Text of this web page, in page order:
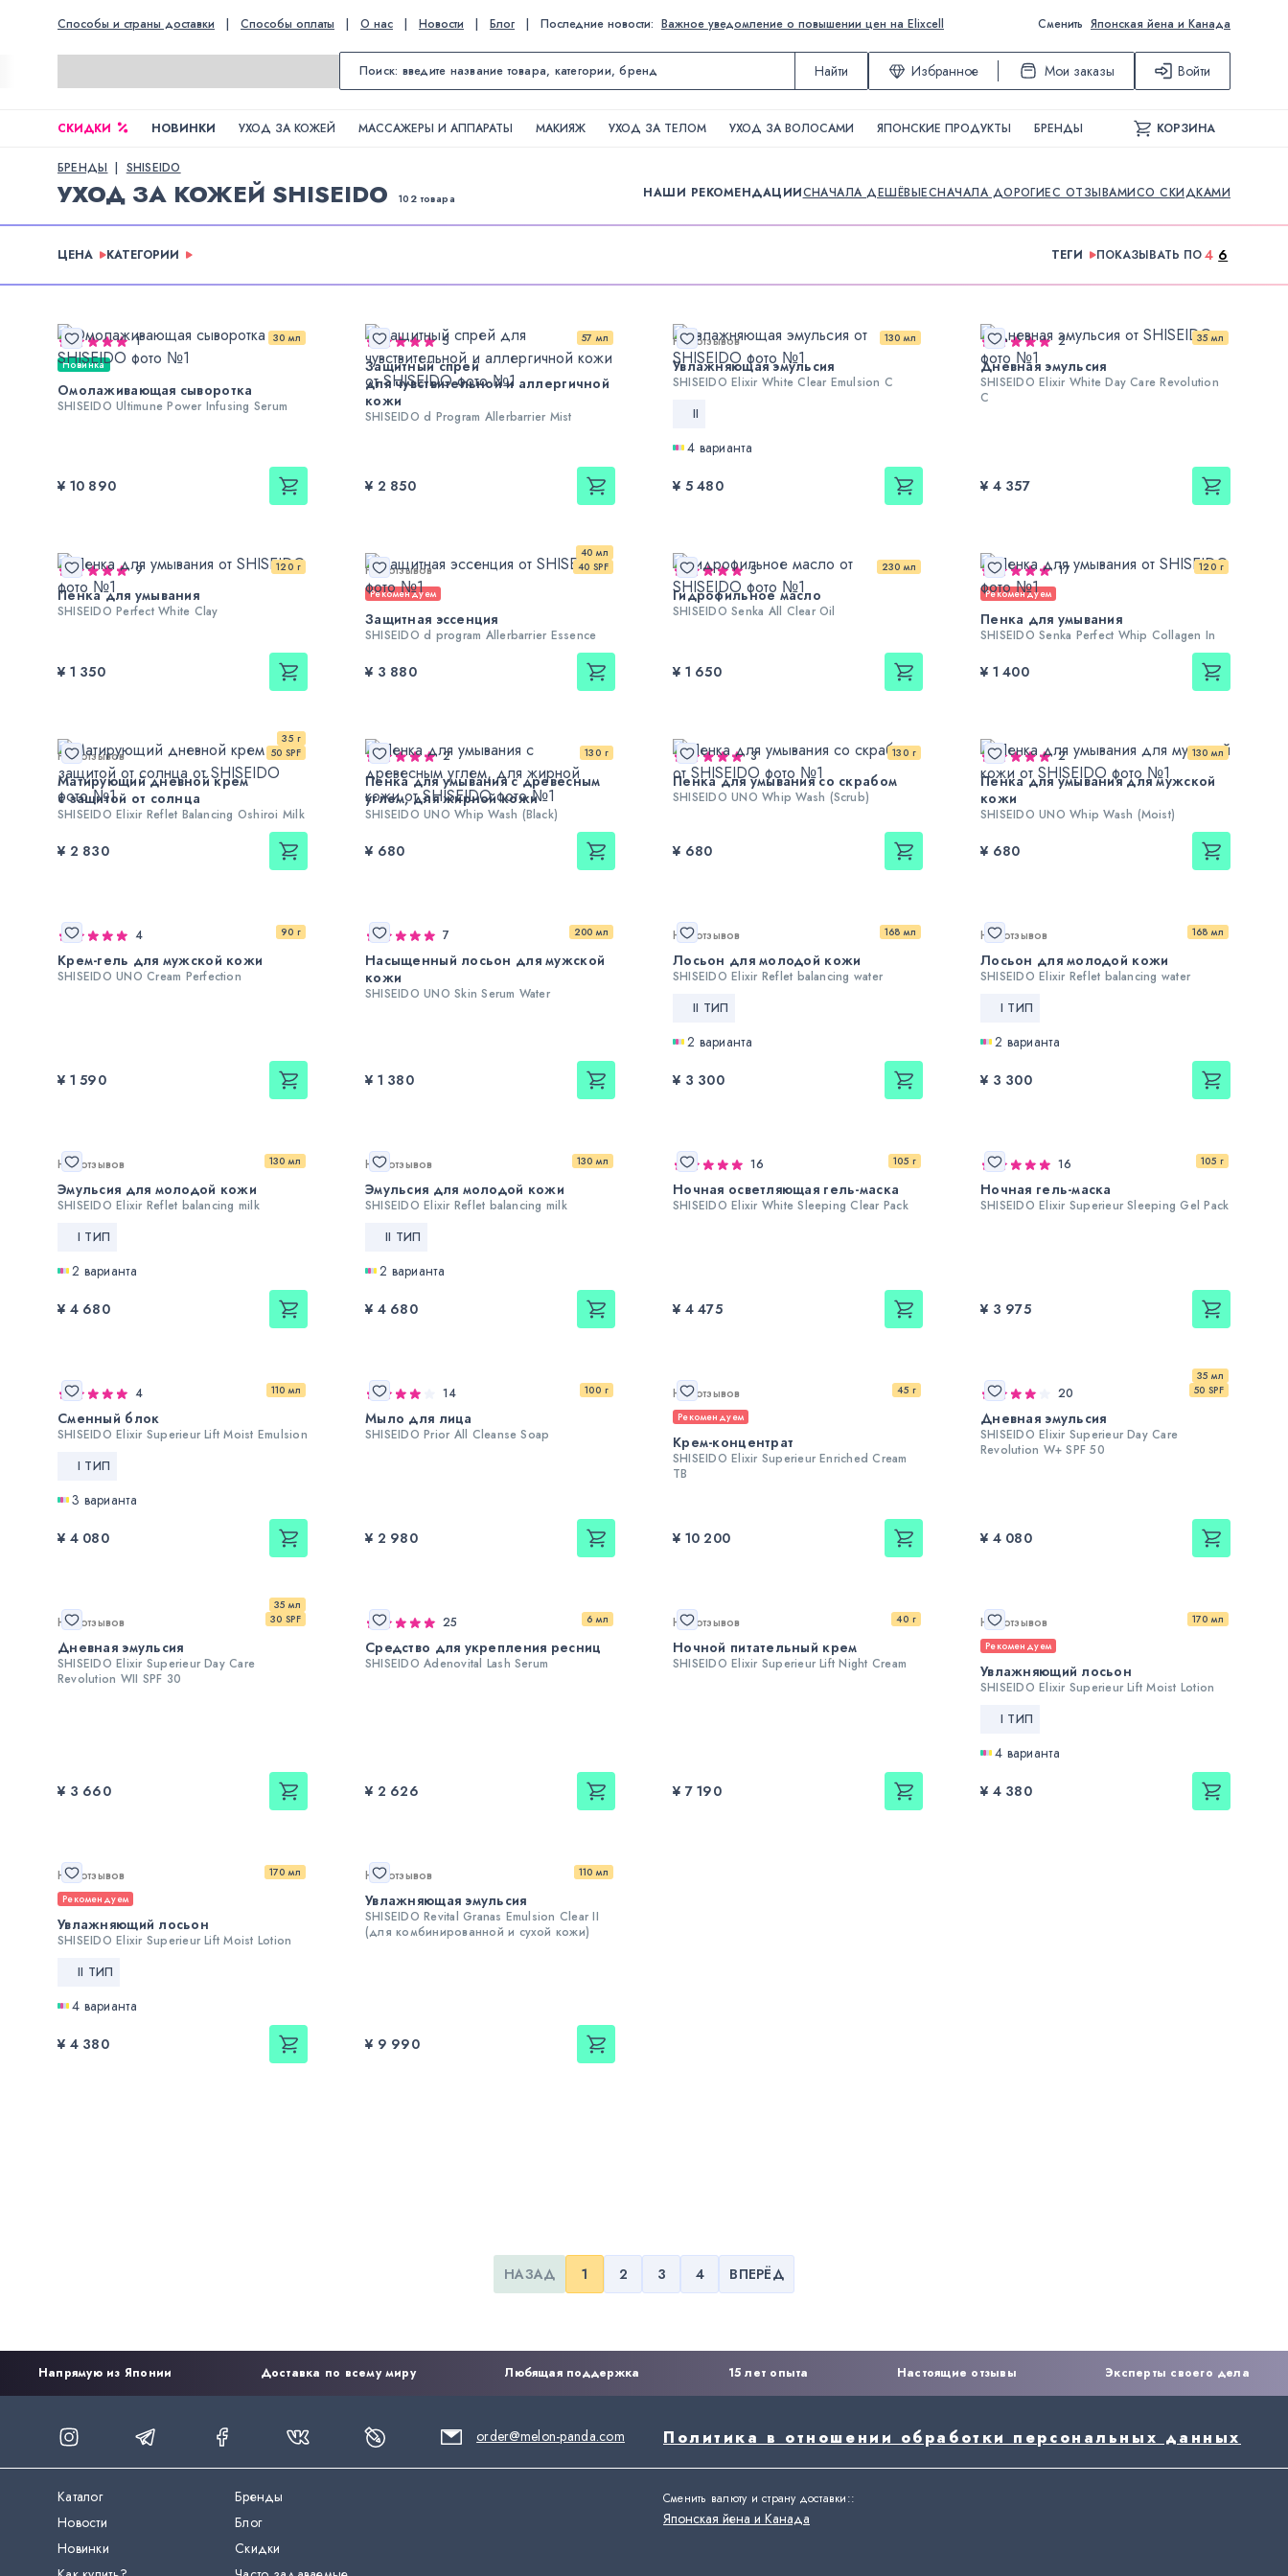
Способы и страны доставки | Способы оплаты | О нас | Новости | Блог | Последние новости: Важное уведомление о повышении цен на Elixcell Сменить Японская йена и Канада
Найти Избранное Мои заказы Войти
СКИДКИ НОВИНКИ УХОД ЗА КОЖЕЙ МАССАЖЕРЫ И АППАРАТЫ МАКИЯЖ УХОД ЗА ТЕЛОМ УХОД ЗА ВОЛОСАМИ ЯПОНСКИЕ ПРОДУКТЫ БРЕНДЫ КОРЗИНА
БРЕНДЫ SHISEIDO
УХОД ЗА КОЖЕЙ SHISEIDO 102 товара НАШИ РЕКОМЕНДАЦИИСНАЧАЛА ДЕШЁВЫЕСНАЧАЛА ДОРОГИЕС ОТЗЫВАМИСО СКИДКАМИ
ЦЕНА КАТЕГОРИИ ТЕГИ ПОКАЗЫВАТЬ ПО4 6
30 мл
1
Новинка
Омолаживающая сыворотка
SHISEIDO Ultimune Power Infusing Serum
¥ 10 890
57 мл
5
Защитный спрей
для чувствительной и аллергичной
кожи
SHISEIDO d Program Allerbarrier Mist
¥ 2 850
130 мл
Нет отзывов
Увлажняющая эмульсия
SHISEIDO Elixir White Clear Emulsion C
II
4 варианта
¥ 5 480
35 мл
2
Дневная эмульсия
SHISEIDO Elixir White Day Care Revolution
C
¥ 4 357
120 г
9
Пенка для умывания
SHISEIDO Perfect White Clay
¥ 1 350
40 мл
40 SPF
Нет отзывов
Рекомендуем
Защитная эссенция
SHISEIDO d program Allerbarrier Essence
¥ 3 880
230 мл
5
Гидрофильное масло
SHISEIDO Senka All Clear Oil
¥ 1 650
120 г
17
Рекомендуем
Пенка для умывания
SHISEIDO Senka Perfect Whip Collagen In
¥ 1 400
35 г
50 SPF
Нет отзывов
Матирующий дневной крем
с защитой от солнца
SHISEIDO Elixir Reflet Balancing Oshiroi Milk
¥ 2 830
130 г
2
Пенка для умывания с древесным
углем, для жирной кожи
SHISEIDO UNO Whip Wash (Black)
¥ 680
130 г
3
Пенка для умывания со скрабом
SHISEIDO UNO Whip Wash (Scrub)
¥ 680
130 мл
2
Пенка для умывания для мужской
кожи
SHISEIDO UNO Whip Wash (Moist)
¥ 680
90 г
4
Крем-гель для мужской кожи
SHISEIDO UNO Cream Perfection
¥ 1 590
200 мл
7
Насыщенный лосьон для мужской
кожи
SHISEIDO UNO Skin Serum Water
¥ 1 380
168 мл
Нет отзывов
Лосьон для молодой кожи
SHISEIDO Elixir Reflet balancing water
II ТИП
2 варианта
¥ 3 300
168 мл
Нет отзывов
Лосьон для молодой кожи
SHISEIDO Elixir Reflet balancing water
I ТИП
2 варианта
¥ 3 300
130 мл
Нет отзывов
Эмульсия для молодой кожи
SHISEIDO Elixir Reflet balancing milk
I ТИП
2 варианта
¥ 4 680
130 мл
Нет отзывов
Эмульсия для молодой кожи
SHISEIDO Elixir Reflet balancing milk
II ТИП
2 варианта
¥ 4 680
105 г
16
Ночная осветляющая гель-маска
SHISEIDO Elixir White Sleeping Clear Pack
¥ 4 475
105 г
16
Ночная гель-маска
SHISEIDO Elixir Superieur Sleeping Gel Pack
¥ 3 975
110 мл
4
Сменный блок
SHISEIDO Elixir Superieur Lift Moist Emulsion
I ТИП
3 варианта
¥ 4 080
100 г
14
Мыло для лица
SHISEIDO Prior All Cleanse Soap
¥ 2 980
45 г
Нет отзывов
Рекомендуем
Крем-концентрат
SHISEIDO Elixir Superieur Enriched Cream
TB
¥ 10 200
35 мл
50 SPF
20
Дневная эмульсия
SHISEIDO Elixir Superieur Day Care
Revolution W+ SPF 50
¥ 4 080
35 мл
30 SPF
Нет отзывов
Дневная эмульсия
SHISEIDO Elixir Superieur Day Care
Revolution WII SPF 30
¥ 3 660
6 мл
25
Средство для укрепления ресниц
SHISEIDO Adenovital Lash Serum
¥ 2 626
40 г
Нет отзывов
Ночной питательный крем
SHISEIDO Elixir Superieur Lift Night Cream
¥ 7 190
170 мл
Нет отзывов
Рекомендуем
Увлажняющий лосьон
SHISEIDO Elixir Superieur Lift Moist Lotion
I ТИП
4 варианта
¥ 4 380
170 мл
Нет отзывов
Рекомендуем
Увлажняющий лосьон
SHISEIDO Elixir Superieur Lift Moist Lotion
II ТИП
4 варианта
¥ 4 380
110 мл
Нет отзывов
Увлажняющая эмульсия
SHISEIDO Revital Granas Emulsion Clear II
(для комбинированной и сухой кожи)
¥ 9 990
НАЗАД 1 2 3 4 ВПЕРЁД
Напрямую из Японии Доставка по всему миру Любящая поддержка 15 лет опыта Настоящие отзывы Эксперты своего дела
order@melon-panda.com Политика в отношении обработки персональных данных
Каталог
Бренды
Новости
Блог
Новинки
Скидки
Сменить валюту и страну доставки::
Японская йена и Канада